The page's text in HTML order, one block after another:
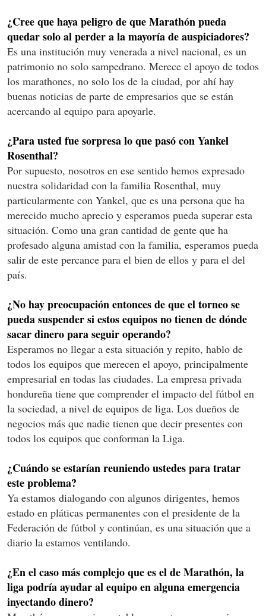
¿Cree que haya peligro de que Marathón pueda
quedar solo al perder a la mayoría de auspiciadores?
Es una institución muy venerada a nivel nacional, es un
patrimonio no solo sampedrano. Merece el apoyo de todos
los marathones, no solo los de la ciudad, por ahí hay
buenas noticias de parte de empresarios que se están
acercando al equipo para apoyarle.
¿Para usted fue sorpresa lo que pasó con Yankel
Rosenthal?
Por supuesto, nosotros en ese sentido hemos expresado
nuestra solidaridad con la familia Rosenthal, muy
particularmente con Yankel, que es una persona que ha
merecido mucho aprecio y esperamos pueda superar esta
situación. Como una gran cantidad de gente que ha
profesado alguna amistad con la familia, esperamos pueda
salir de este percance para el bien de ellos y para el del
país.
¿No hay preocupación entonces de que el torneo se
pueda suspender si estos equipos no tienen de dónde
sacar dinero para seguir operando?
Esperamos no llegar a esta situación y repito, hablo de
todos los equipos que merecen el apoyo, principalmente
empresarial en todas las ciudades. La empresa privada
hondureña tiene que comprender el impacto del fútbol en
la sociedad, a nivel de equipos de liga. Los dueños de
negocios más que nadie tienen que decir presentes con
todos los equipos que conforman la Liga.
¿Cuándo se estarían reuniendo ustedes para tratar
este problema?
Ya estamos dialogando con algunos dirigentes, hemos
estado en pláticas permanentes con el presidente de la
Federación de fútbol y continúan, es una situación que a
diario la estamos ventilando.
¿En el caso más complejo que es el de Marathón, la
liga podría ayudar al equipo en alguna emergencia
inyectando dinero?